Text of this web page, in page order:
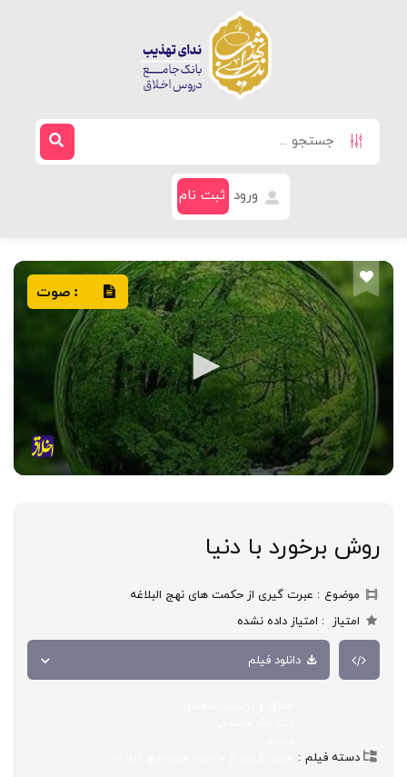
ورود ثبت نام
: صوت
روش برخورد با دنیا
موضوع
عبرت گیری از حکمت های نهج البلاغه
امتیاز
امتیاز داده نشده
دانلود فیلم
دسته فیلم